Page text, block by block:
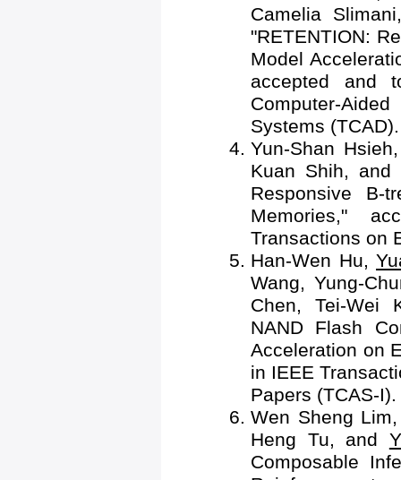
Camelia
"RETENTION:
Model
accepted and
Computer-
Systems (TCAD).
Yun-Shan
Kuan Shih, and
Responsive B-
Memories,"
Transactions on
Han-Wen Hu,
Wang, Yung-
Chen, Tei-Wei
NAND Flash
Acceleration on
in IEEE
Papers (TCAS-I).
Wen Sheng
Heng Tu, and
Composable